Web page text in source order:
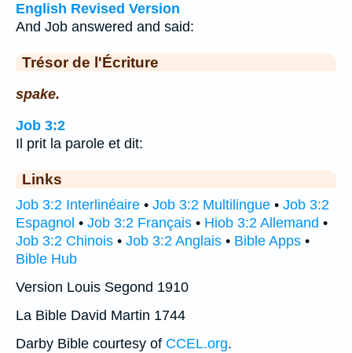
English Revised Version
And Job answered and said:
Trésor de l'Écriture
spake.
Job 3:2
Il prit la parole et dit:
Links
Job 3:2 Interlinéaire • Job 3:2 Multilingue • Job 3:2
Espagnol • Job 3:2 Français • Hiob 3:2 Allemand •
Job 3:2 Chinois • Job 3:2 Anglais • Bible Apps •
Bible Hub
Version Louis Segond 1910
La Bible David Martin 1744
Darby Bible courtesy of CCEL.org.